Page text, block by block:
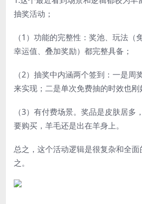
抽奖活动；
（1）功能的完整性：奖池、玩法（
幸运值、叠加奖励）都完整具备；
（2）抽奖中内涵两个签到：一是周
来实现；二是单次免费抽的时效也刚
（3）有付费场景。奖品是皮肤居多
要购买，羊毛还是出在羊身上。
总之，这个活动逻辑是很复杂和全
之。